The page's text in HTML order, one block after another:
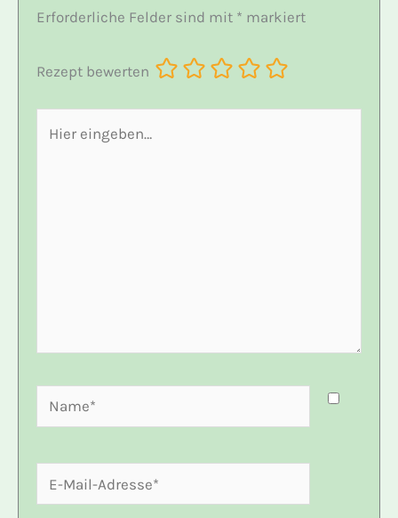
Erforderliche Felder sind mit * markiert
Rezept bewerten
eingeben…
Name*
Mail-